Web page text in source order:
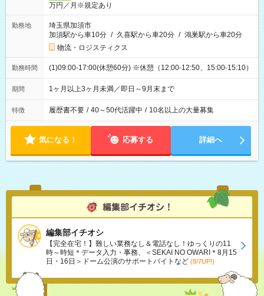
万円／月※規定あり
勤務地
埼玉県加須市
加須駅から車10分 / 久喜駅から車20分 / 鴻巣駅から車20分
物流・ロジスティクス
勤務時間 (1)09:00-17:00(休憩60分) ※休憩（12:00-12:50、15:00-15:10）
期間 1ヶ月以上3ヶ月未満／即日～9月末まで
特徴 履歴書不要 / 40～50代活躍中 / 10名以上の大量募集
気になる！ 応募する 詳細へ
編集部イチオシ
【完全在宅！】難しい業務なし＆電話なし！ゆっくりの11
時～時短＊データ入力・事務、＜SEKAI NO OWARI＊8月15
日・16日＞ドーム公演のサポートバイトなど (8/7UP!)